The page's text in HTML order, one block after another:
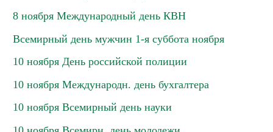
8 ноября Международный день КВН
Всемирный день мужчин 1-я суббота ноября
10 ноября День российской полиции
10 ноября Международн. день бухгалтера
10 ноября Всемирный день науки